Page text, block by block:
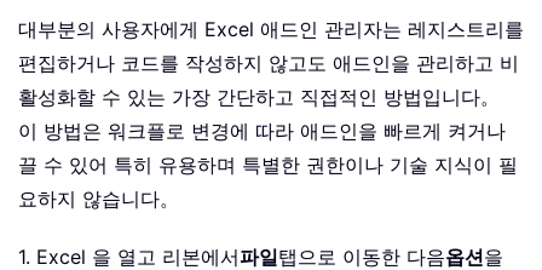
대부분의 사용자에게 Excel 애드인 관리자는 레지스트리를
편집하거나 코드를 작성하지 않고도 애드인을 관리하고 비
활성화할 수 있는 가장 간단하고 직접적인 방법입니다。
이 방법은 워크플로 변경에 따라 애드인을 빠르게 켜거나
끌 수 있어 특히 유용하며 특별한 권한이나 기술 지식이 필
요하지 않습니다。
1. Excel 을 열고 리본에서파일탭으로 이동한 다음옵션을